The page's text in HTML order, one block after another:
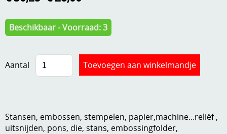
Hechtingsmaterialen
Kleurmateriaal-tekenmateriaal
Leuke versieringen
Beschikbaar - Voorraad: 3
Aantal
Stansen, embossen, stempelen, papier,machine...reliëf ,
uitsnijden, pons, die, stans, embossingfolder,